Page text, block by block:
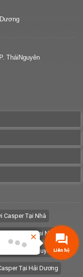
Liên hệ
TháiNguyên
Casper Tại Nhà
Casper Tại Nhà
Tại Thái Nguyên
Tại Hải Dương